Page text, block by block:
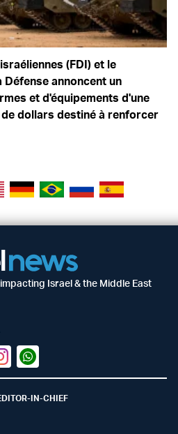
(FDI) et le
annoncent un
et d'équipements d'une
dollars destiné à renforcer
Israel & the Middle East
Whatsapp
IN-CHIEF